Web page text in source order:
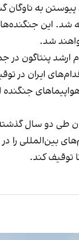
اف-۳۵ برای پیوستن به
شد. این
شد.
ارشد پنتاگون در
ایران در
طی دو سال
بین‌المللی را
توقیف کند.